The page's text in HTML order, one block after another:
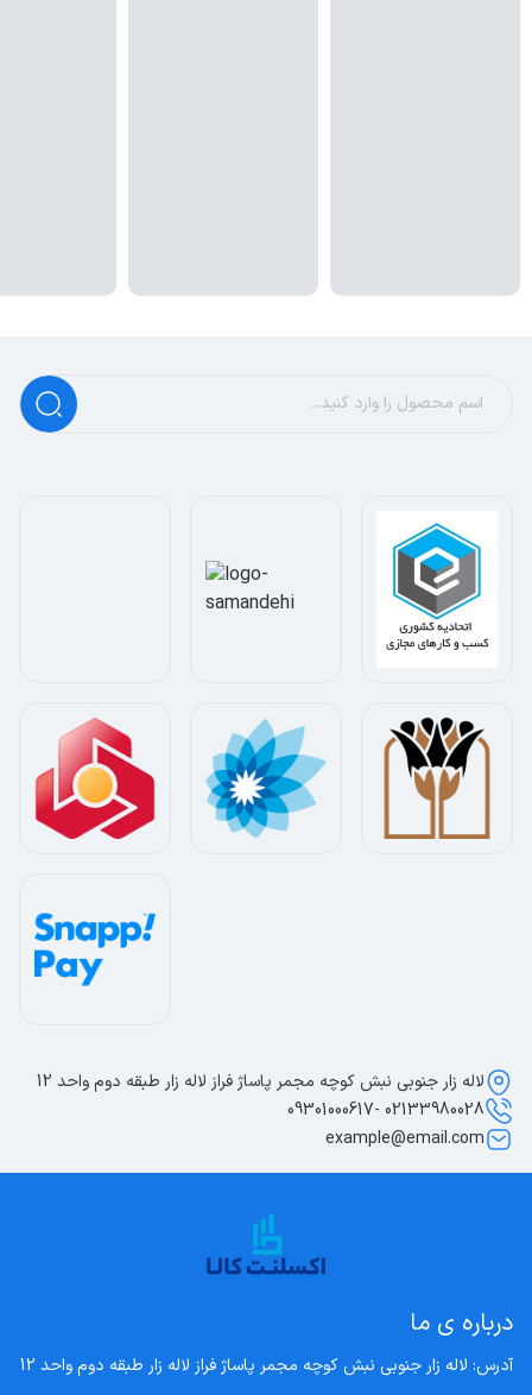
درباره ی ما
آدرس: لاله زار جنوبی نبش کوچه مجمر پاساژ فراز لاله زار طبقه دوم واحد 12
لاله زار جنوبی نبش کوچه مجمر پاساژ فراز لاله زار طبقه دوم واحد 12
02133980028 -09301000617
example@email.com